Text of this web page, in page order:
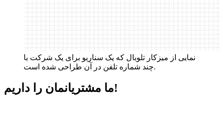
نمایی از میزکار تلوبال که یک سناریو برای یک شرکت با
چند شماره تلفن در آن طراحی شده است.
ما مشتریانمان راداریم!